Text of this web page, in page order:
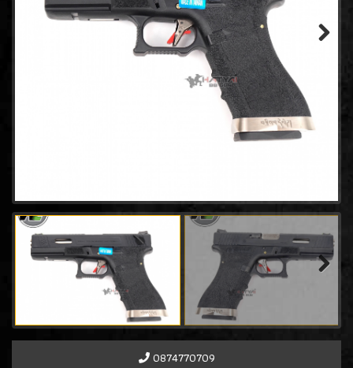
- Tokyo marui(21)
- Goldden Eagle(18)
- UMAREX(45)
- E&C Pistol(34)
- CHIAPPA RHINO
- Snow Wolf(0)
- PROFORCE(7)
- ARTEMIS(0)
0874770709